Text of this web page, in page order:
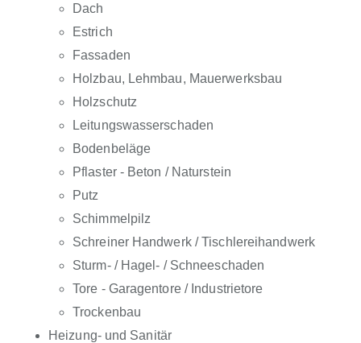
Dach
Estrich
Fassaden
Holzbau, Lehmbau, Mauerwerksbau
Holzschutz
Leitungswasserschaden
Bodenbeläge
Pflaster - Beton / Naturstein
Putz
Schimmelpilz
Schreiner Handwerk / Tischlereihandwerk
Sturm- / Hagel- / Schneeschaden
Tore - Garagentore / Industrietore
Trockenbau
Heizung- und Sanitär